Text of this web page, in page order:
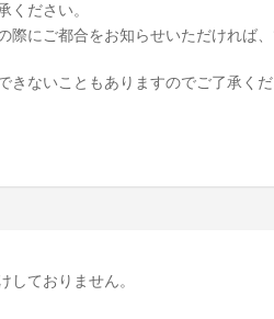
ください。
にご都合をお知らせいただければ
ないこともありますのでご了承くだ
しておりません。